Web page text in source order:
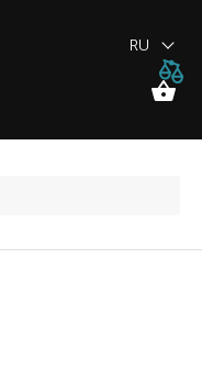
RU